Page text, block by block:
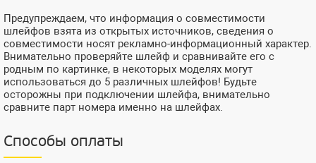
Предупреждаем, что информация о совместимости
шлейфов взята из открытых источников, сведения о
совместимости носят рекламно-информационный характер.
Внимательно проверяйте шлейф и сравнивайте его с
родным по картинке, в некоторых моделях могут
использоваться до 5 различных шлейфов! Будьте
осторожны при подключении шлейфа, внимательно
сравните парт номера именно на шлейфах.
Способы оплаты